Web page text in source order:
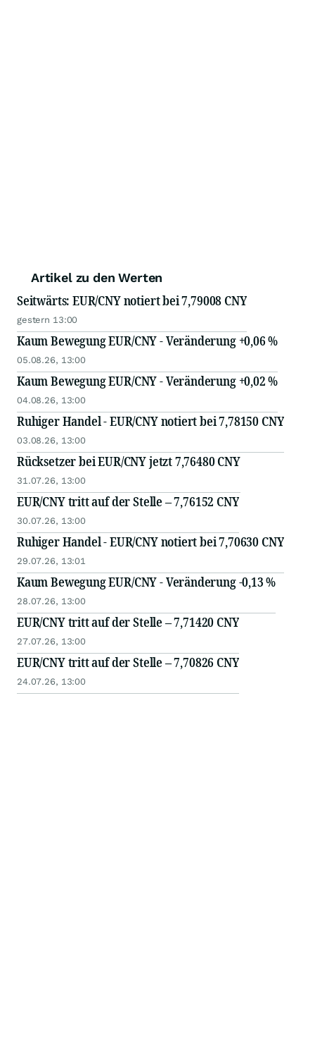
Artikel zu den Werten
Seitwärts: EUR/CNY notiert bei 7,79008 CNY
gestern 13:00
Kaum Bewegung EUR/CNY - Veränderung +0,06 %
05.08.26, 13:00
Kaum Bewegung EUR/CNY - Veränderung +0,02 %
04.08.26, 13:00
Ruhiger Handel - EUR/CNY notiert bei 7,78150 CNY
03.08.26, 13:00
Rücksetzer bei EUR/CNY jetzt 7,76480 CNY
31.07.26, 13:00
EUR/CNY tritt auf der Stelle – 7,76152 CNY
30.07.26, 13:00
Ruhiger Handel - EUR/CNY notiert bei 7,70630 CNY
29.07.26, 13:01
Kaum Bewegung EUR/CNY - Veränderung -0,13 %
28.07.26, 13:00
EUR/CNY tritt auf der Stelle – 7,71420 CNY
27.07.26, 13:00
EUR/CNY tritt auf der Stelle – 7,70826 CNY
24.07.26, 13:00